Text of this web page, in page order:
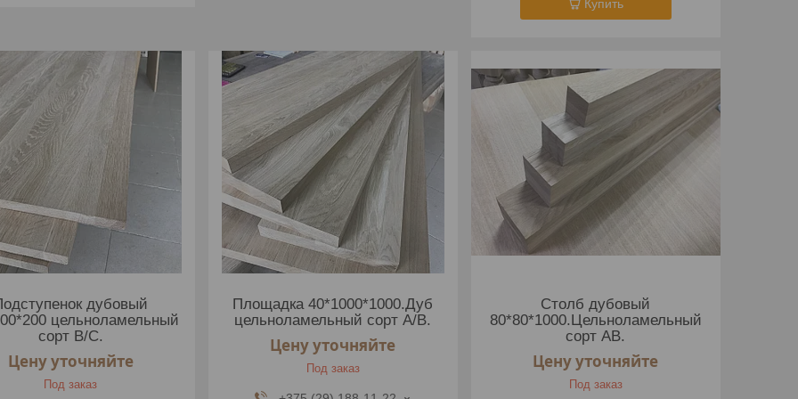
Купить
дубовый
цельноламельный
сорт В/С.
Цену уточняйте
Под заказ
Площадка 40*1000*1000.Дуб
цельноламельный сорт А/В.
Цену уточняйте
Под заказ
Столб дубовый
80*80*1000.Цельноламельный
сорт АВ.
Цену уточняйте
Под заказ